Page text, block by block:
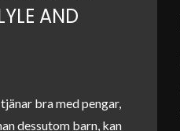
AND
bra med pengar,
dessutom barn, kan